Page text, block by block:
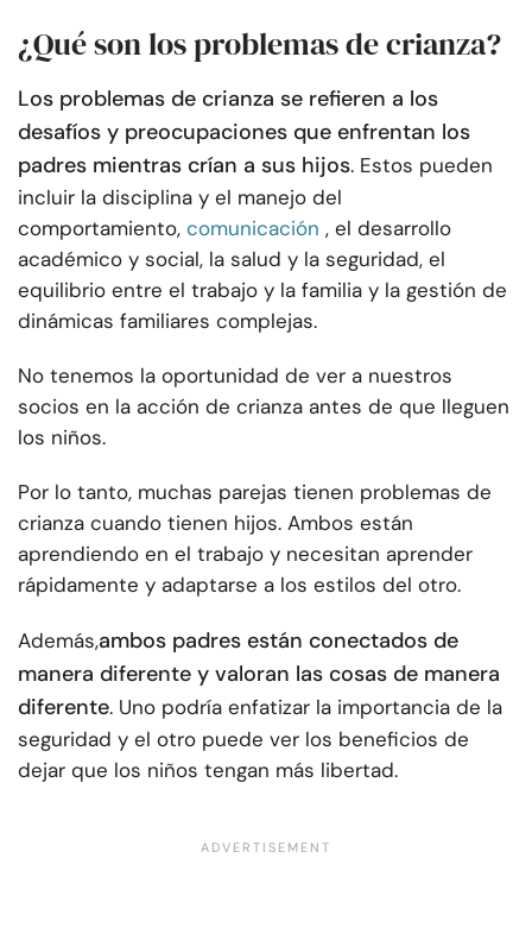
¿Qué son los problemas de crianza?
Los problemas de crianza se refieren a los
desafíos y preocupaciones que enfrentan los
padres mientras crían a sus hijos. Estos pueden
incluir la disciplina y el manejo del
comportamiento, comunicación , el desarrollo
académico y social, la salud y la seguridad, el
equilibrio entre el trabajo y la familia y la gestión de
dinámicas familiares complejas.
No tenemos la oportunidad de ver a nuestros
socios en la acción de crianza antes de que lleguen
los niños.
Por lo tanto, muchas parejas tienen problemas de
crianza cuando tienen hijos. Ambos están
aprendiendo en el trabajo y necesitan aprender
rápidamente y adaptarse a los estilos del otro.
Además,ambos padres están conectados de
manera diferente y valoran las cosas de manera
diferente. Uno podría enfatizar la importancia de la
seguridad y el otro puede ver los beneficios de
dejar que los niños tengan más libertad.